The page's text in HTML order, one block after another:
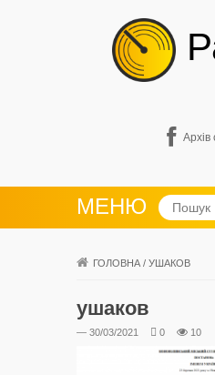
Архів
МЕНЮ
ГОЛОВНА / УШАКОВ
ушаков
— 30/03/2021 0 10